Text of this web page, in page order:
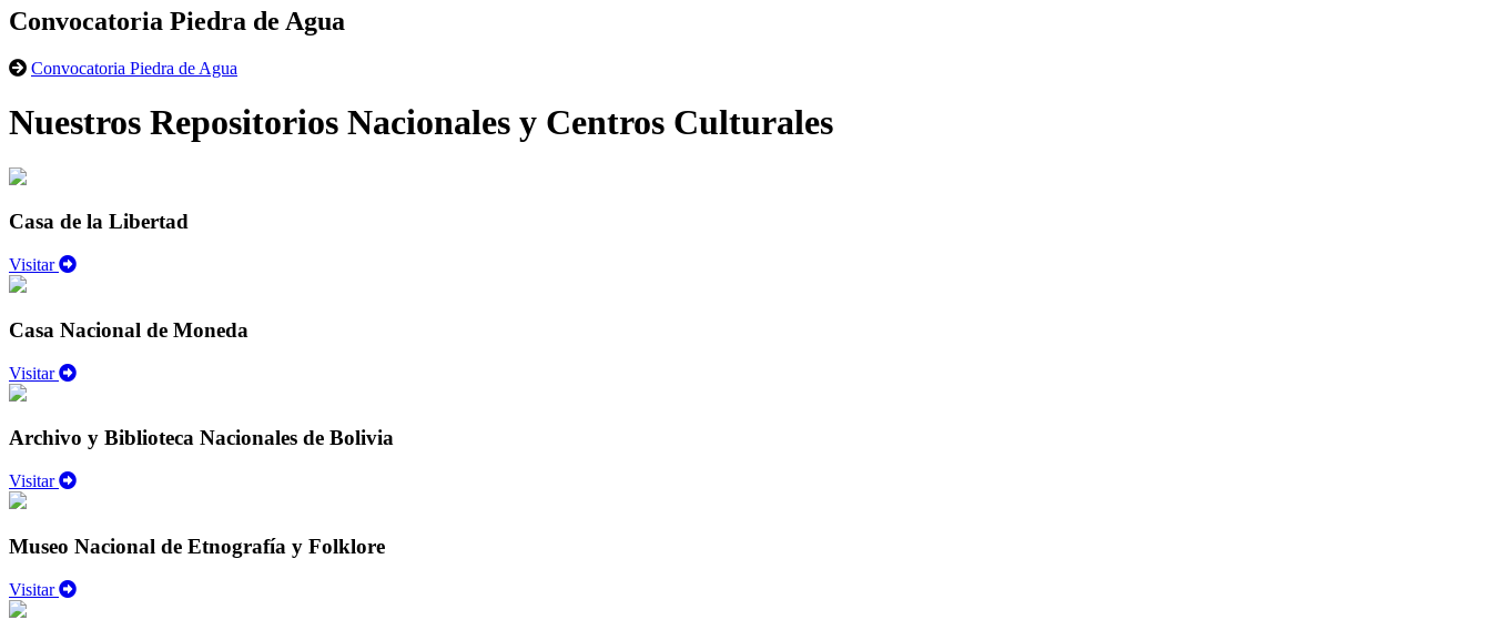
Convocatoria Piedra de Agua
Convocatoria Piedra de Agua
Nuestros Repositorios Nacionales y Centros Culturales
Casa de la Libertad
Visitar
Casa Nacional de Moneda
Visitar
Archivo y Biblioteca Nacionales de Bolivia
Visitar
Museo Nacional de Etnografía y Folklore
Visitar